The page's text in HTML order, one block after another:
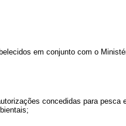
em conjunto com o
concedidas para pesca